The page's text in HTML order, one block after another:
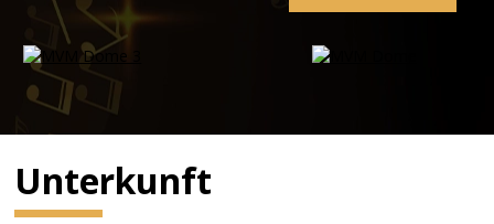
Unterkunft